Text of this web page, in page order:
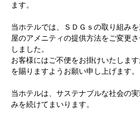
ます。
当ホテルでは、ＳＤＧｓの取り組み
屋のアメニティの提供方法をご変更
しました。
お客様にはご不便をお掛けいたしま
を賜りますようお願い申し上げます。
当ホテルは、サステナブルな社会の
みを続けてまいります。